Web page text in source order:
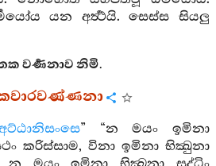
යන අර්‍ත්‍ථයි. සෙස්ස සියලු
වර්‍ණනාව නිමි.
” “න මයං ඉමිනා
කරිස්සාම, විනා ඉමිනා භික්‍ඛුනා